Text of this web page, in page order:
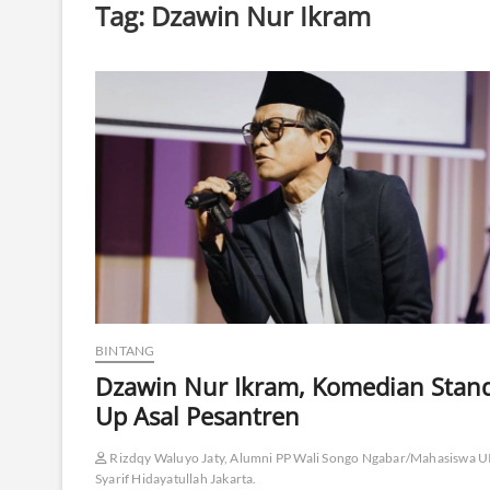
Tag: Dzawin Nur Ikram
BINTANG
Dzawin Nur Ikram, Komedian
Up Asal Pesantren
Rizdqy Waluyo Jaty, Alumni PP Wali Songo Ngabar/Mahasiswa
Syarif Hidayatullah Jakarta.